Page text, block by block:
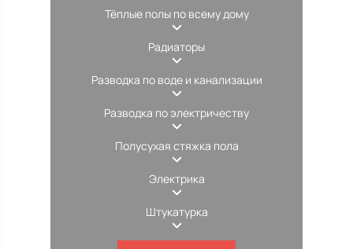
Тёплые полы по всему дому
Радиаторы
Разводка по воде и канализации
Разводка по электричеству
Полусухая стяжка пола
Электрика
Штукатурка